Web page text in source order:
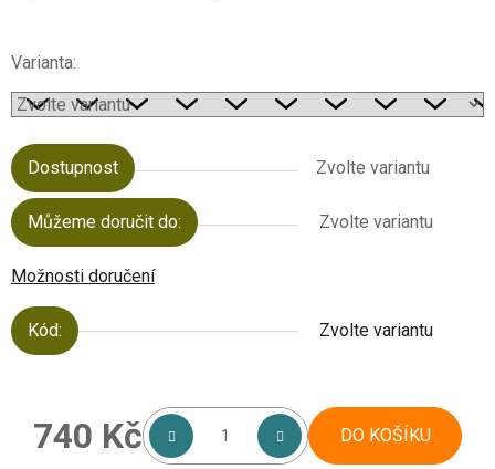
Varianta:
Dostupnost Zvolte variantu
Můžeme doručit do: Zvolte variantu
Možnosti doručení
Kód: Zvolte variantu
740 Kč DO KOŠÍKU